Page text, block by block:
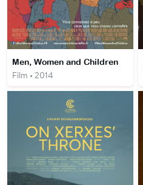
Men, Women and Children
Film • 2014